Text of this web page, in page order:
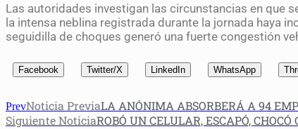
Las autoridades investigan las circunstancias en que
la intensa neblina registrada durante la jornada haya
seguidilla de choques generó una fuerte congestión
Facebook Twitter/X LinkedIn WhatsApp
PrevNoticia PreviaLA ANÓNIMA ABSORBERÁ A 94
Siguiente NoticiaROBÓ UN CELULAR, ESCAPÓ,